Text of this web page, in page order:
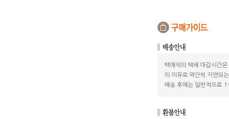
택매직의 택배 마감시간
의 이유로 약간씩 지연되
배송 후에는 일반적으로